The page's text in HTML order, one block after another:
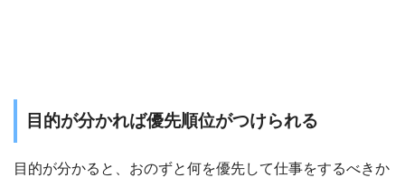
目的が分かれば優先順位がつけられる
目的が分かると、おのずと何を優先して仕事をするべきか